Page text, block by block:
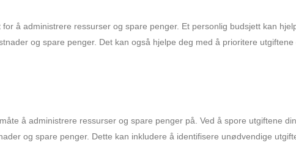
å administrere ressurser og spare penger. Et personlig budsjett kan
og spare penger. Det kan også hjelpe deg med å prioritere utgiftene
å administrere ressurser og spare penger på. Ved å spore utgiftene
og spare penger. Dette kan inkludere å identifisere unødvendige